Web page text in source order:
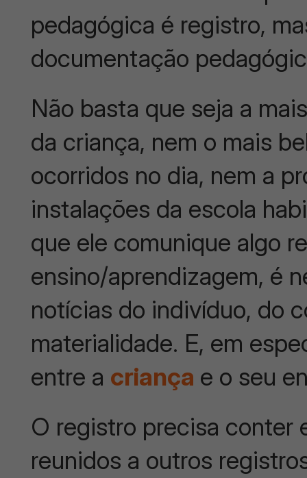
pedagógica é registro,
documentação
Não basta que seja a
da criança, nem o mais
ocorridos no dia, nem a
instalações da escola
que ele comunique algo
ensino/aprendizagem, é
notícias do indivíduo, do
materialidade. E, em
entre a criança e o seu
O registro precisa conter
reunidos a outros